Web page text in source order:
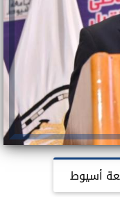
أسيوط